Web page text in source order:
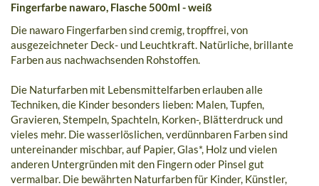
Fingerfarbe nawaro, Flasche 500ml - weiß
Die nawaro Fingerfarben sind cremig, tropffrei, von
ausgezeichneter Deck- und Leuchtkraft. Natürliche, brillante
Farben aus nachwachsenden Rohstoffen.
Die Naturfarben mit Lebensmittelfarben erlauben alle
Techniken, die Kinder besonders lieben: Malen, Tupfen,
Gravieren, Stempeln, Spachteln, Korken-, Blätterdruck und
vieles mehr. Die wasserlöslichen, verdünnbaren Farben sind
untereinander mischbar, auf Papier, Glas*, Holz und vielen
anderen Untergründen mit den Fingern oder Pinsel gut
vermalbar. Die bewährten Naturfarben für Kinder, Künstler,